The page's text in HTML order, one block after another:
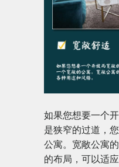
如果您想要一个
是狭窄的过道，
公寓。宽敞公寓
的布局，可以适